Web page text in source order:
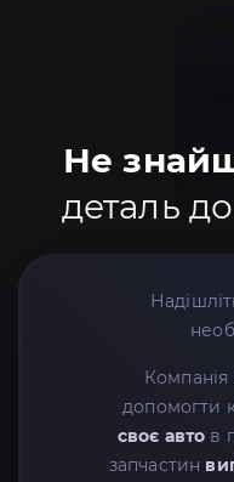
Не
деталь
Компанія
допомогти
своє авто в
запчастин